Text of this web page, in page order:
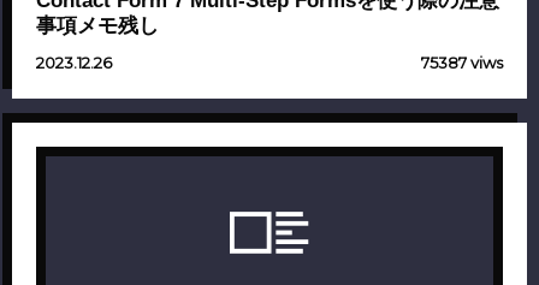
事項メモ残し
2023.12.26 75387 viws